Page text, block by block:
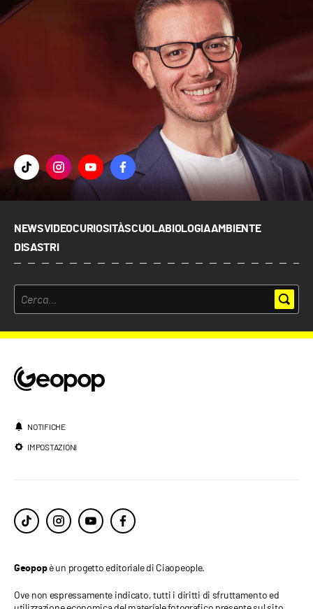
NEWSVIDEOCURIOSITÀSCUOLABIOLOGIAAMBIENTE
DISASTRI
NOTIFICHE
IMPOSTAZIONI
Geopopè un progetto editoriale di Ciaopeople.
Ove non espressamente indicato, tutti i diritti di sfruttamento ed